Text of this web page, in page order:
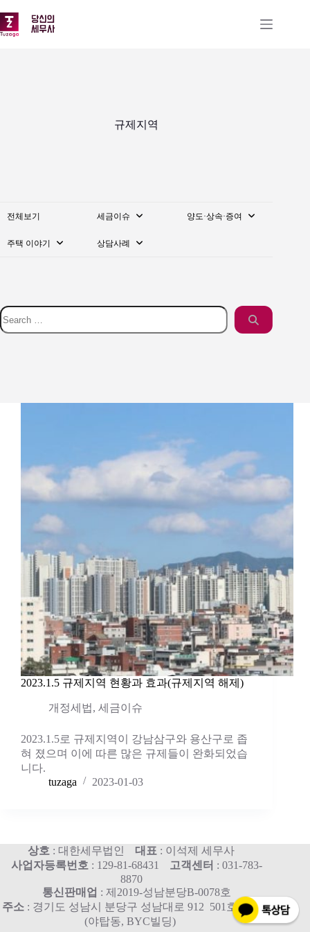
문
으
규제지역
전체보기 세금이슈 양도·상속·증여
주택 이야기 상담사례
2023.1.5 규제지역 현황과 효과(규제지역 해제)
개정세법, 세금이슈
2023.1.5로 규제지역이 강남삼구와 용산구로 좁
혀 졌으며 이에 따른 많은 규제들이 완화되었습
니다.
tuzaga
2023-01-03
상호 : 대한세무법인 대표 : 이석제 세무사
사업자등록번호 : 129-81-68431 고객센터 : 031-783-
8870
통신판매업 : 제2019-성남분당B-0078호
주소 : 경기도 성남시 분당구 성남대로 912 501호, 515호
(야탑동, BYC빌딩)